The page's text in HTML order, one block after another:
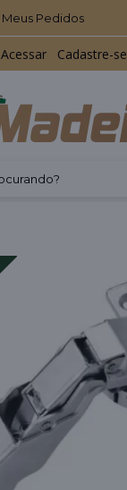
Meus Pedidos
Acessar Cadastre-se